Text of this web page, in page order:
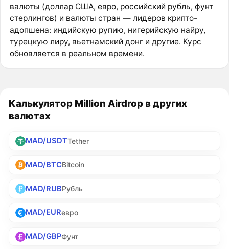
валюты (доллар США, евро, российский рубль, фунт
стерлингов) и валюты стран — лидеров крипто-
адопшена: индийскую рупию, нигерийскую найру,
турецкую лиру, вьетнамский донг и другие. Курс
обновляется в реальном времени.
Калькулятор Million Airdrop в других
валютах
MAD/USDTTether
MAD/BTCBitcoin
MAD/RUBРубль
MAD/EURевро
MAD/GBPФунт